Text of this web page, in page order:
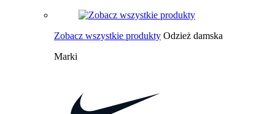
Zobacz wszystkie produkty Odzież damska
Marki